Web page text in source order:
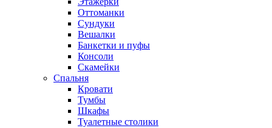
Оттоманки
Сундуки
Вешалки
Банкетки и пуфы
Консоли
Скамейки
Спальня
Кровати
Тумбы
Шкафы
Туалетные столики